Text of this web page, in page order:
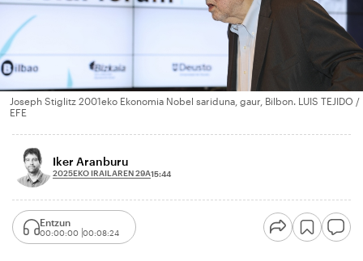
Joseph Stiglitz 2001eko Ekonomia Nobel sariduna, gaur, Bilbon. LUIS TEJIDO /
EFE
Iker Aranburu
2025EKO IRAILAREN 29A15:44
Entzun
00:00:00 00:08:24